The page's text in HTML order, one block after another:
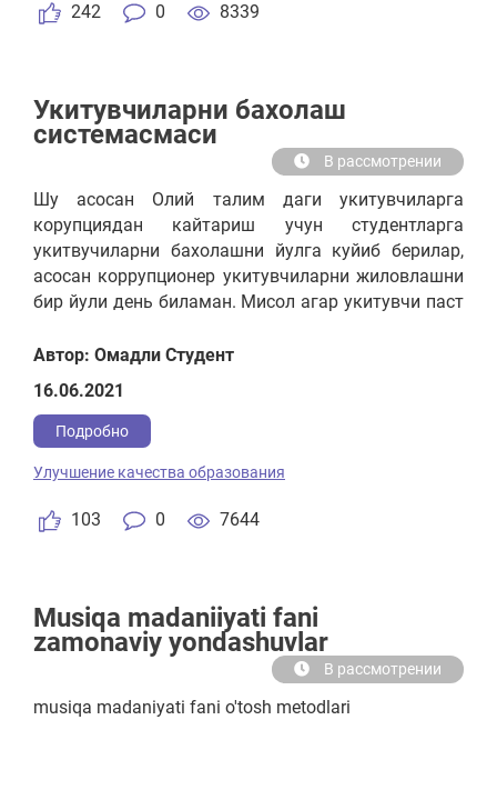
242 0 8339
Укитувчиларни бахолаш
системасмаси
В рассмотрении
Шу асосан Олий талим даги укитувчиларга
корупциядан кайтариш учун студентларга
укитвучиларни бахолашни йулга куйиб берилар,
асосан коррупционер укитувчиларни жиловлашни
бир йули день биламан. Мисол агар укитувчи паст
кийналмасин (пулга сессия йопиб) укитувчиям
маълум микдорда ойлигидан кесилсин.
Автор: Омадли Студент
16.06.2021
Подробно
103 0 7644
Улучшение качества образования
Мusiqa madaniiyati fani
zamonaviy yondashuvlar
В рассмотрении
musiqa madaniyati fani o'tosh metodlari